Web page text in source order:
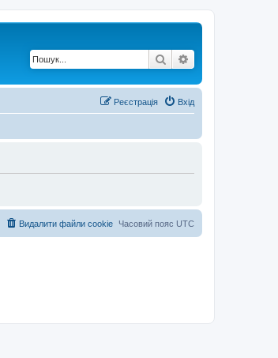
Пошук
Вхід
Реєстрація
Часовий пояс UTC
Видалити файли cookie